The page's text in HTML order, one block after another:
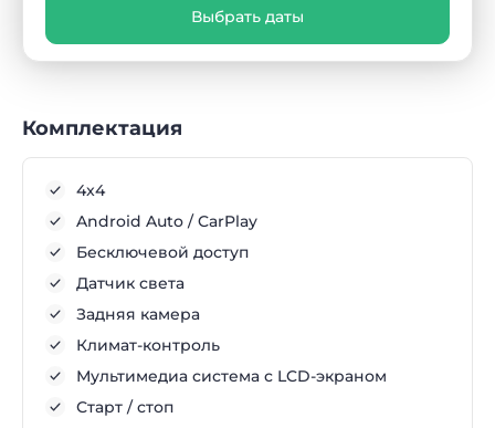
Выбрать даты
Комплектация
4x4
Android Auto / CarPlay
Бесключевой доступ
Датчик света
Задняя камера
Климат-контроль
Мультимедиа система с LCD-экраном
Старт / стоп